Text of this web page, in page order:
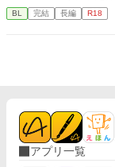
ネ・オー
い。 誰も
のその人
問題は元
ロイを愛
というも
ノーマル
BL 完結 長編 R18
アプリ一覧